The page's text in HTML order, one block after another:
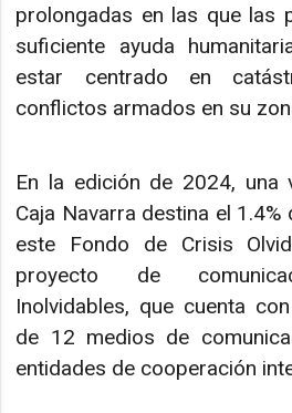
prolongadas en las que las
suficiente ayuda
estar centrado en
conflictos armados en su
En la edición de 2024, una
Caja Navarra destina el
este Fondo de Crisis
proyecto de
Inolvidables, que cuenta
de 12 medios de
entidades de cooperación